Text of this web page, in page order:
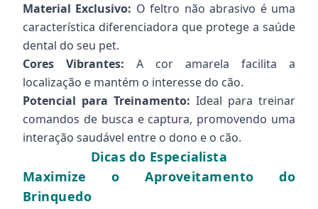
Material Exclusivo: O feltro não abrasivo é uma
característica diferenciadora que protege a saúde
dental do seu pet.
Cores Vibrantes: A cor amarela facilita a
localização e mantém o interesse do cão.
Potencial para Treinamento: Ideal para treinar
comandos de busca e captura, promovendo uma
interação saudável entre o dono e o cão.
Dicas do Especialista
Maximize o Aproveitamento do
Brinquedo